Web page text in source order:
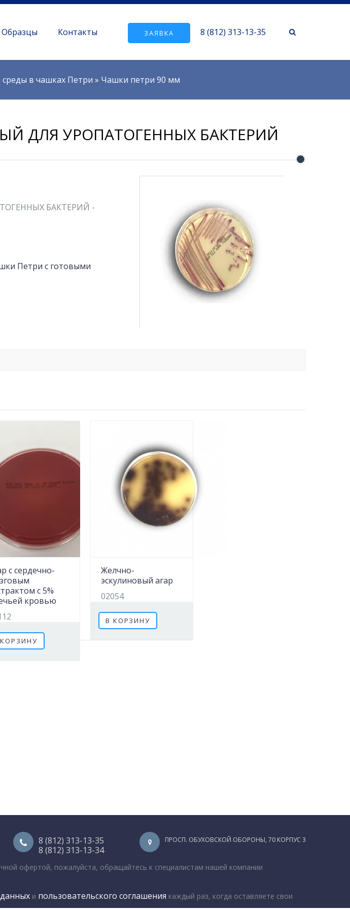
Образцы Контакты ЗАЯВКА 8 (812) 313-13-35
в чашках Петри » Чашки петри 90 мм
ДЛЯ УРОПАТОГЕННЫХ БАКТЕРИЙ
БАКТЕРИЙ -
Петри с готовыми
с сердечно-
с 5%
кровью
Желчно-
эскулиновый агар
02054
В КОРЗИНУ
8 (812) 313-13-35
8 (812) 313-13-34
ПРОСП. ОБУХОВСКОЙ ОБОРОНЫ, 70 КОРПУС 3
офертой, пожалуйста, обращайтесь к специалистам нашей компании
и пользовательского соглашения каждый раз, когда оставляете свои